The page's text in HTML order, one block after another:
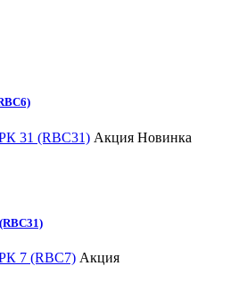
Акция Новинка
Акция